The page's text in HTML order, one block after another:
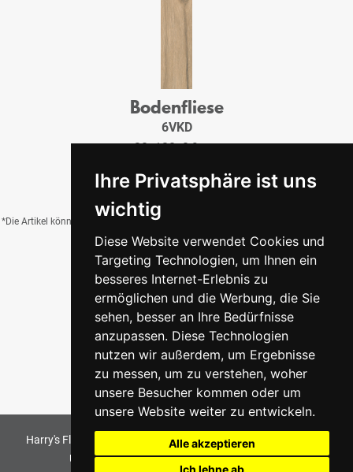
Ihre Privatsphäre ist uns
wichtig
Diese Website verwendet Cookies und
Targeting Technologien, um Ihnen ein
besseres Internet-Erlebnis zu
ermöglichen und die Werbung, die Sie
sehen, besser an Ihre Bedürfnisse
anzupassen. Diese Technologien
nutzen wir außerdem, um Ergebnisse
zu messen, um zu verstehen, woher
unsere Besucher kommen oder um
unsere Website weiter zu entwickeln.
Alle akzeptieren
Ich lehne ab
Bodenfliese
6VKD
20x120x0,9 cm
*Die Artikel können durch Belichtung, Charge, Brand, Formate und weitere Einflüsse
von der Abbildung abweichen.
Harry's Fliesenmarkt GmbH & Co KG2026. All Rights Reserved
Umsetzung und Bereitstellung durchw3e.de